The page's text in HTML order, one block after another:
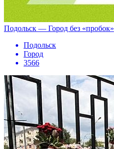
Подольск — Город без «пробок»
Подольск
Город
3566